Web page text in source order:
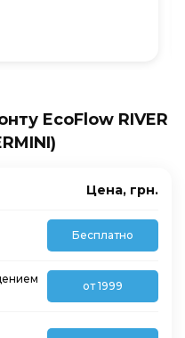
EcoFlow RIVER
Цена, грн.
Бесплатно
от 1999